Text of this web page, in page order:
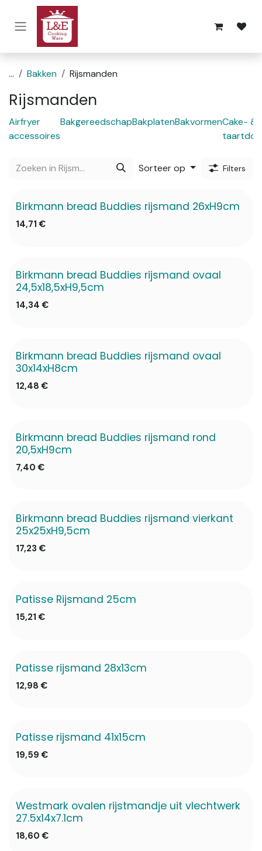
Overslaan naar inhoud
... Bakken Rijsmanden
Rijsmanden
Airfryer
accessoires
BakgereedschapBakplatenBakvormenCake- &
Sorteer op Filters
Birkmann bread Buddies rijsmand 26xH9cm
14,71 €
✖ Niet op voorraad
Birkmann bread Buddies rijsmand ovaal
24,5x18,5xH9,5cm
14,34 €
✖ Niet op voorraad
Birkmann bread Buddies rijsmand ovaal
30x14xH8cm
12,48 €
✖ Niet op voorraad
Birkmann bread Buddies rijsmand rond
20,5xH9cm
7,40 €
Birkmann bread Buddies rijsmand vierkant
25x25xH9,5cm
17,23 €
✖ Niet op voorraad
Patisse Rijsmand 25cm
15,21 €
✖ Niet op voorraad
Patisse rijsmand 28x13cm
12,98 €
Patisse rijsmand 41x15cm
19,59 €
✖ Niet op voorraad
Westmark ovalen rijstmandje uit vlechtwerk
27.5x14x7.1cm
18,60 €